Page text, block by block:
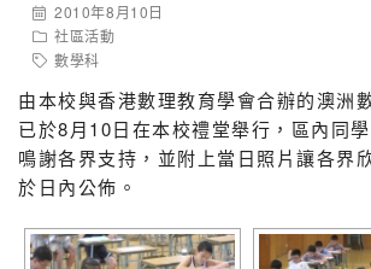
2010年8月10日
社區活動
數學科
由本校與香港數理教育學會合辦的澳洲
已於8月10日在本校禮堂舉行，區內同
鳴謝各界支持，並附上當日照片讓各界
於日內公佈。